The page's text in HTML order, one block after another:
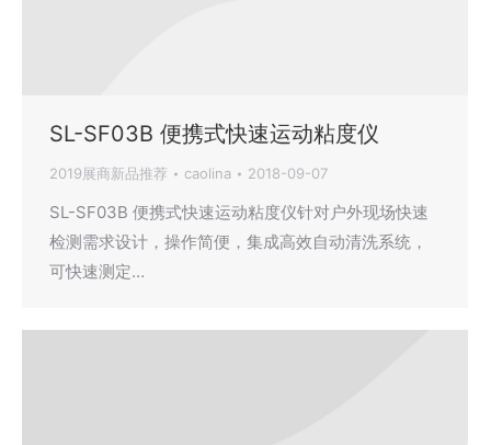
SL-SF03B 便携式快速运动粘度仪
2019展商新品推荐 caolina 2018-09-07
SL-SF03B 便携式快速运动粘度仪针对户外现场快速
检测需求设计，操作简便，集成高效自动清洗系统，
可快速测定…